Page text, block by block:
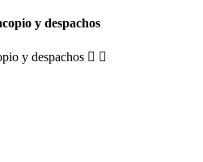
y despachos
y despachos  